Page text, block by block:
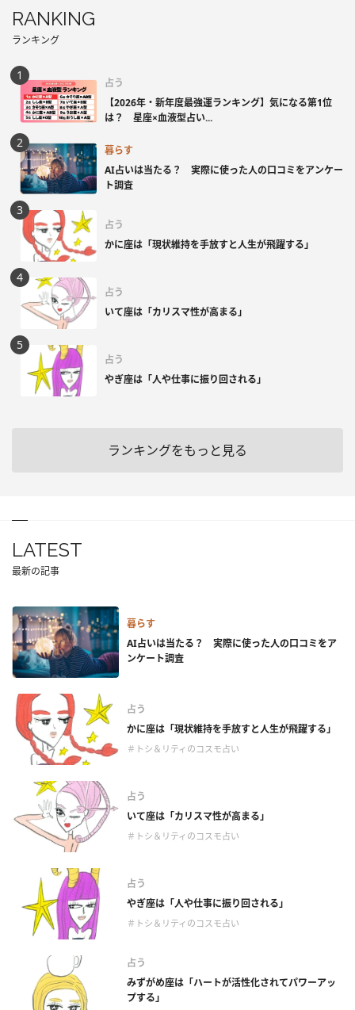
RANKING
ランキング
占う
【2026年・新年度最強運ランキング】気になる第1位
は？ 星座×血液型占い...
暮らす
AI占いは当たる？ 実際に使った人の口コミをアンケー
ト調査
占う
かに座は「現状維持を手放すと人生が飛躍する」
占う
いて座は「カリスマ性が高まる」
占う
やぎ座は「人や仕事に振り回される」
ランキングをもっと見る
LATEST
最新の記事
暮らす
AI占いは当たる？ 実際に使った人の口コミをア
ンケート調査
占う
かに座は「現状維持を手放すと人生が飛躍する」
＃トシ＆リティのコスモ占い
占う
いて座は「カリスマ性が高まる」
＃トシ＆リティのコスモ占い
占う
やぎ座は「人や仕事に振り回される」
＃トシ＆リティのコスモ占い
占う
みずがめ座は「ハートが活性化されてパワーアッ
プする」